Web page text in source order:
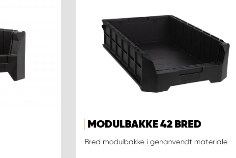
MODULBAKKE 42 BRED
Bred modulbakke i genanvendt materiale.